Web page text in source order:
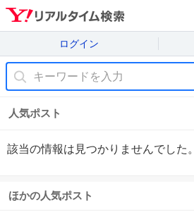
ログイン
人気ポスト
該当の情報は見つかりませんでした。
ほかの人気ポスト